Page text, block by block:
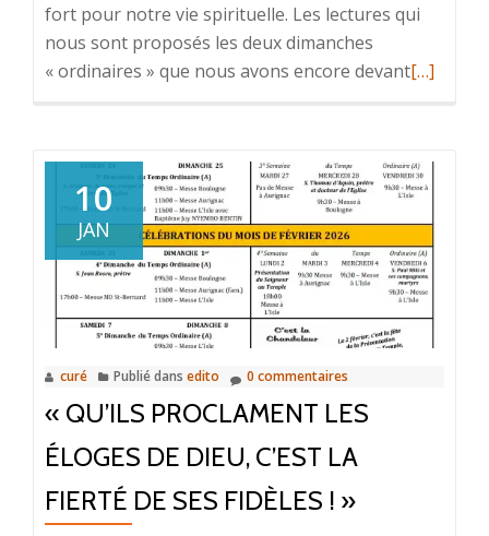
fort pour notre vie spirituelle. Les lectures qui
nous sont proposés les deux dimanches
« ordinaires » que nous avons encore devantEn
–
VERS
ET
AVEC
[…]
10
JAN
curé Publié dans edito 0 commentaires
« QU’ILS PROCLAMENT LES
ÉLOGES DE DIEU, C’EST LA
FIERTÉ DE SES FIDÈLES ! »